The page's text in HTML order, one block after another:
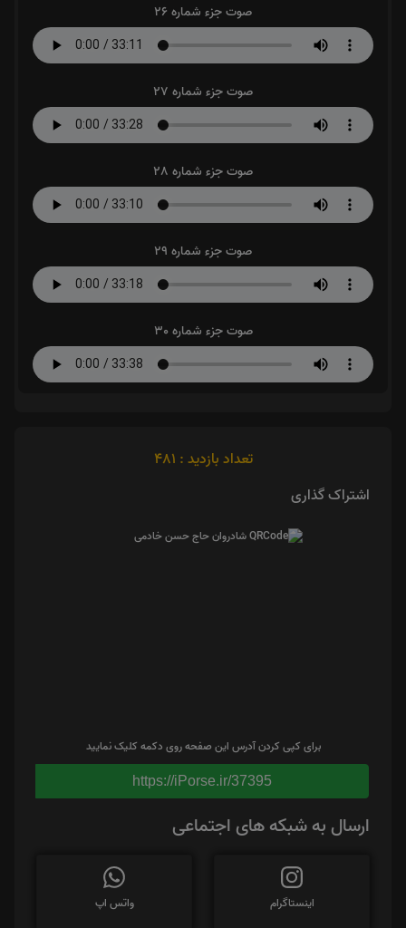
صوت جزء شماره 26
صوت جزء شماره 27
صوت جزء شماره 28
صوت جزء شماره 29
صوت جزء شماره 30
تعداد بازدید : 481
اشتراک گذاری
برای کپی کردن آدرس این صفحه روی دکمه کلیک نمایید
https://iPorse.ir/37395
ارسال به شبکه های اجتماعی
اینستاگرام واتس اپ